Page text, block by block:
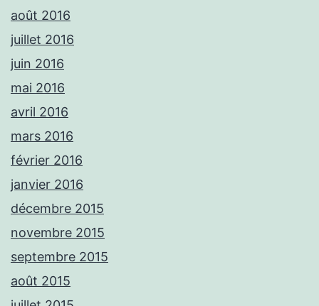
août 2016
juillet 2016
juin 2016
mai 2016
avril 2016
mars 2016
février 2016
janvier 2016
décembre 2015
novembre 2015
septembre 2015
août 2015